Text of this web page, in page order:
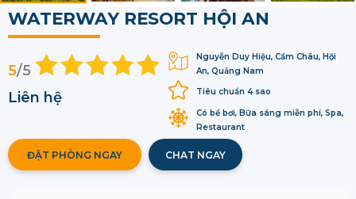
WATERWAY RESORT HỘI AN
Nguyễn Duy Hiệu, Cẩm Châu, Hội
An, Quảng Nam
Tiêu chuẩn 4 sao
Có bể bơi, Bữa sáng miễn phí, Spa,
Restaurant
5/5
Liên hệ
ĐẶT PHÒNG NGAY CHAT NGAY